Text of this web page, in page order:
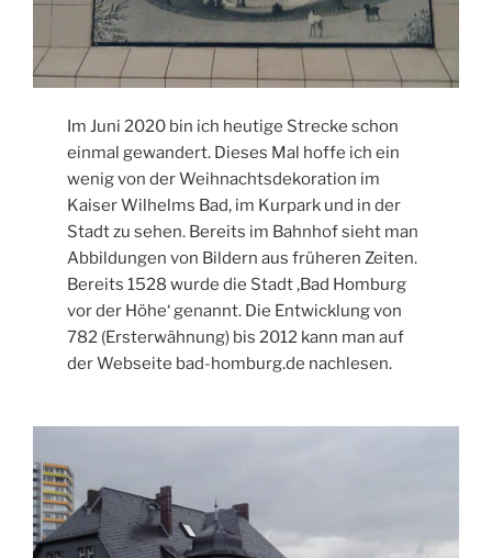
Im Juni 2020 bin ich heutige Strecke schon
einmal gewandert. Dieses Mal hoffe ich ein
wenig von der Weihnachtsdekoration im
Kaiser Wilhelms Bad, im Kurpark und in der
Stadt zu sehen. Bereits im Bahnhof sieht man
Abbildungen von Bildern aus früheren Zeiten.
Bereits 1528 wurde die Stadt ‚Bad Homburg
vor der Höhe‘ genannt. Die Entwicklung von
782 (Ersterwähnung) bis 2012 kann man auf
der Webseite bad-homburg.de nachlesen.